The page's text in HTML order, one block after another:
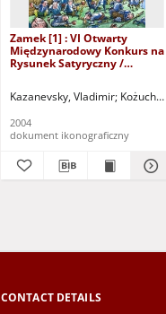
Zamek [1] : VI Otwarty
Międzynarodowy Konkurs na
Rysunek Satyryczny /
Kazanevsky, Vladimir
2004
dokument ikonograficzny
CONTACT DETAILS